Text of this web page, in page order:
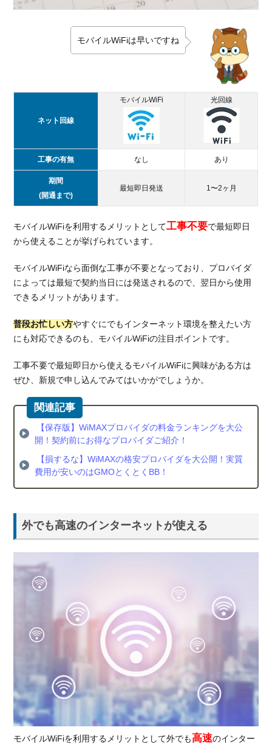
携帯キ
ャリア
ショッ
の代
理店
から
の契
約が
おす
お得
な価
格の
イル
WiFi
をご
4.1.
キャ
ッシ
ュバ
ック
なら
GMO
4.2.
月額料
金が安
い！カ
シモ
WiMAX
乗り換
えキャ
ンがお
得な
Broad
WiMAX
5.
お得
モバイルWiFiは早いですね
ネット回線
モバイルWiFi 光回線
工事の有無 なし あり
期間
(開通まで)
最短即日発送 1〜2ヶ月
モバイルWiFiを利用するメリットとして工事不要で最短即日
から使えることが挙げられています。
モバイルWiFiなら面倒な工事が不要となっており、プロバイダ
によっては最短で契約当日には発送されるので、翌日から使用
できるメリットがあります。
普段お忙しい方やすぐにでもインターネット環境を整えたい方
にも対応できるのも、モバイルWiFiの注目ポイントです。
工事不要で最短即日から使えるモバイルWiFiに興味がある方は
ぜひ、新規で申し込んでみてはいかがでしょうか。
【保存版】WiMAXプロバイダの料金ランキングを大公
開！契約前にお得なプロバイダご紹介！
【損するな】WiMAXの格安プロバイダを大公開！実質
費用が安いのはGMOとくとくBB！
外でも高速のインターネットが使える
モバイルWiFiを利用するメリットとして外でも高速のインター